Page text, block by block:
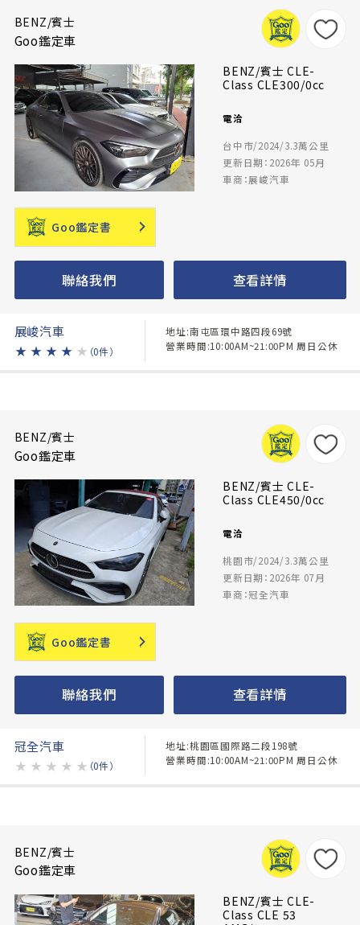
BENZ/賓士
Goo鑑定車
BENZ/賓士 CLE-
Class CLE300/0cc
電洽
台中市/2024/3.3萬公里
更新日期：2026年 05月
車商：展峻汽車
Goo鑑定書
聯絡我們 查看詳情
展峻汽車
★ ★ ★ ★ ★ （0件）
地址:南屯區環中路四段69號
營業時間:10:00AM~21:00PM 周日公休
BENZ/賓士
Goo鑑定車
BENZ/賓士 CLE-
Class CLE450/0cc
電洽
桃園市/2024/3.3萬公里
更新日期：2026年 07月
車商：冠全汽車
Goo鑑定書
聯絡我們 查看詳情
冠全汽車
★ ★ ★ ★ ★ （0件）
地址:桃園區國際路二段198號
營業時間:10:00AM~21:00PM 周日公休
BENZ/賓士
Goo鑑定車
BENZ/賓士 CLE-
Class CLE 53